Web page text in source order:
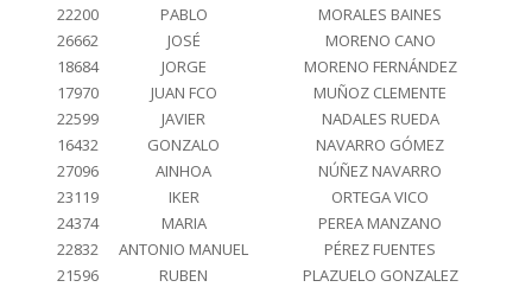
22200
PABLO
MORALES BAINES
26662
JOSÉ
MORENO CANO
18684
JORGE
MORENO FERNÁNDEZ
17970
JUAN FCO
MUÑOZ CLEMENTE
22599
JAVIER
NADALES RUEDA
16432
GONZALO
NAVARRO GÓMEZ
27096
AINHOA
NÚÑEZ NAVARRO
23119
IKER
ORTEGA VICO
24374
MARIA
PEREA MANZANO
22832
ANTONIO MANUEL
PÉREZ FUENTES
21596
RUBEN
PLAZUELO GONZALEZ